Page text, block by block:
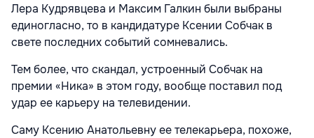
Лера Кудрявцева и Максим Галкин были выбраны
единогласно, то в кандидатуре Ксении Собчак в
свете последних событий сомневались.
Тем более, что скандал, устроенный Собчак на
премии «Ника» в этом году, вообще поставил под
удар ее карьеру на телевидении.
Саму Ксению Анатольевну ее телекарьера, похоже,